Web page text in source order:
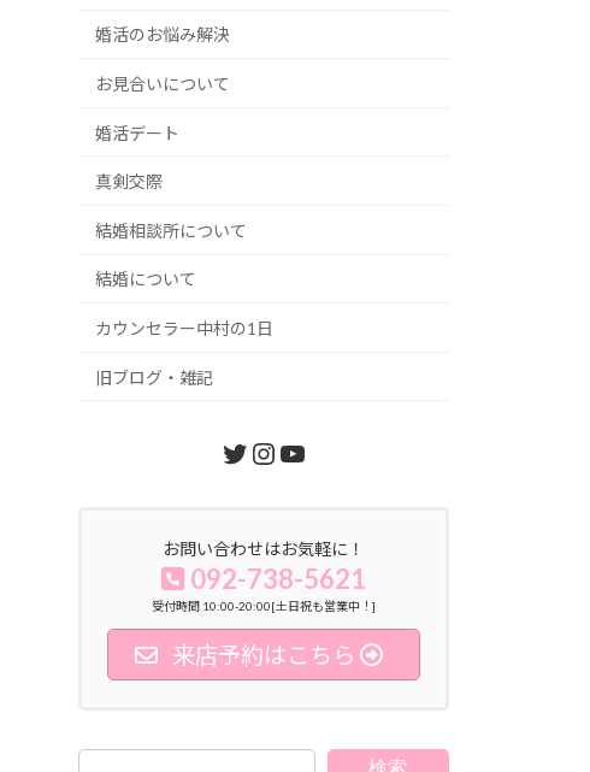
婚活のお悩み解決
お見合いについて
婚活デート
真剣交際
結婚相談所について
結婚について
カウンセラー中村の1日
旧ブログ・雑記
Twitter
Instagram
YouTube
お問い合わせはお気軽に！
092-738-5621
受付時間 10:00-20:00[土日祝も営業中！]
来店予約はこちら